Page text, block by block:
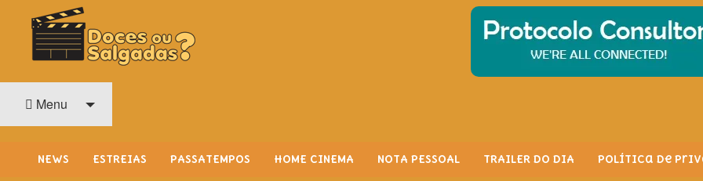
O Cinema? Uma Paixão!!
Menu
NEWS ESTREIAS PASSATEMPOS HOME CINEMA NOTA PESSOAL TRAILER DO DIA Política de